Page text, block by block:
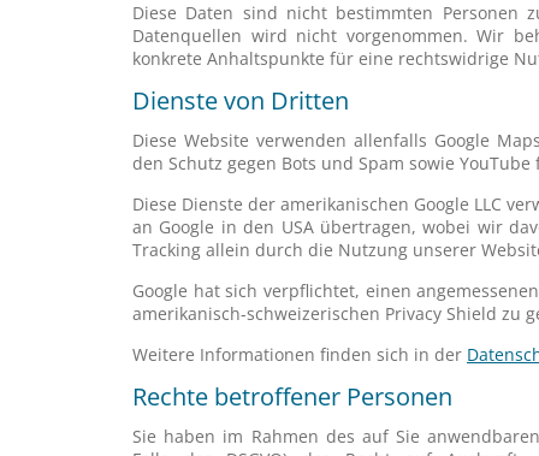
Diese Daten sind nicht bestimmten Personen
Datenquellen wird nicht vorgenommen. Wir
konkrete Anhaltspunkte für eine rechtswidrige
Dienste von Dritten
Diese Website verwenden allenfalls Google
den Schutz gegen Bots und Spam sowie
Diese Dienste der amerikanischen Google LLC
an Google in den USA übertragen, wobei wir
Tracking allein durch die Nutzung unserer
Google hat sich verpflichtet, einen
amerikanisch-schweizerischen Privacy Shield zu
Weitere Informationen finden sich in der
Rechte betroffener Personen
Sie haben im Rahmen des auf Sie